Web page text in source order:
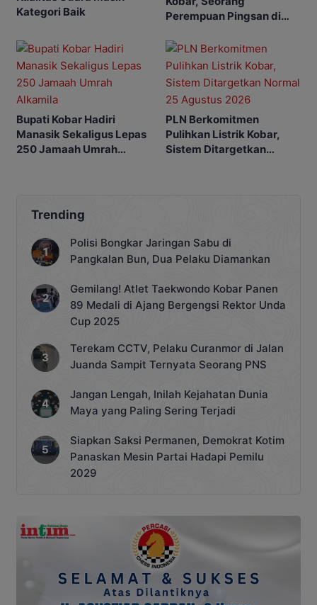
Kategori Baik
Perempuan Pingsan di
Bupati Kobar Hadiri
Manasik Sekaligus Lepas
250 Jamaah Umrah
PLN Berkomitmen
Pulihkan Listrik Kobar,
Sistem Ditargetkan
Trending
Polisi Bongkar Jaringan Sabu di
Pangkalan Bun, Dua Pelaku Diamankan
Gemilang! Atlet Taekwondo Kobar Panen
89 Medali di Ajang Bergengsi Rektor Unda
Cup 2025
Terekam CCTV, Pelaku Curanmor di Jalan
Juanda Sampit Ternyata Seorang PNS
Jangan Lengah, Inilah Kejahatan Dunia
Maya yang Paling Sering Terjadi
Siapkan Saksi Permanen, Demokrat Kotim
Panaskan Mesin Partai Hadapi Pemilu
2029